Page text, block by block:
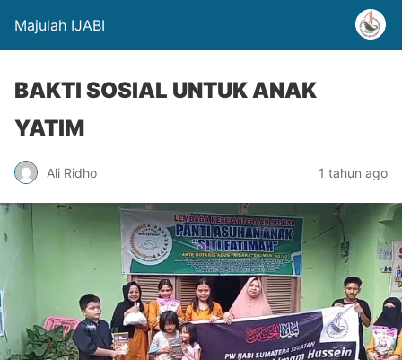
Majulah IJABI
BAKTI SOSIAL UNTUK ANAK
YATIM
Ali Ridho 1 tahun ago